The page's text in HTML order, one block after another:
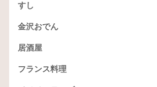
すし
金沢おでん
居酒屋
フランス料理